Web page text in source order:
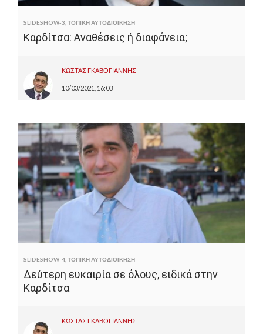
SLIDESHOW-3 ΤΟΠΙΚΗ ΑΥΤΟΔΙΟΙΚΗΣΗ
Καρδίτσα: Αναθέσεις ή διαφάνεια;
ΚΩΣΤΑΣ ΓΚΑΒΟΓΙΑΝΝΗΣ
10/03/2021, 16:03
SLIDESHOW-4,ΤΟΠΙΚΗ ΑΥΤΟΔΙΟΙΚΗΣΗ
Δεύτερη ευκαιρία σε όλους, ειδικά στην
Καρδίτσα
ΚΩΣΤΑΣ ΓΚΑΒΟΓΙΑΝΝΗΣ